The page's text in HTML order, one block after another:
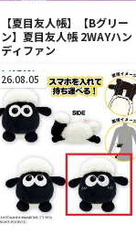
【夏目友人帳】【Bグリー
ン】夏目友人帳 2WAYハン
ディファン
26.08.05